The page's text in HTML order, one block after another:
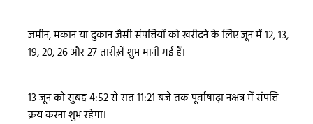
जमीन, मकान या दुकान जैसी संपत्तियों को खरीदने के लिए जून में 12, 13,
19, 20, 26 और 27 तारीख़ें शुभ मानी गई हैं।
13 जून को सुबह 4:52 से रात 11:21 बजे तक पूर्वाषाढ़ा नक्षत्र में संपत्ति
क्रय करना शुभ रहेगा।